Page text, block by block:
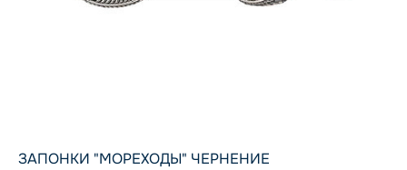
ЗАПОНКИ "МОРЕХОДЫ" ЧЕРНЕНИЕ